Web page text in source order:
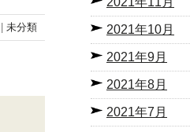
未分類 2021年10月
2021年9月
2021年8月
2021年7月